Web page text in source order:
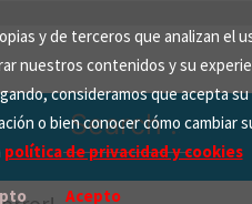
y de terceros que analizan el
nuestros contenidos y su
consideramos que acepta su
o bien conocer cómo cambiar
política de privacidad y cookies
Acepto
Search
for: